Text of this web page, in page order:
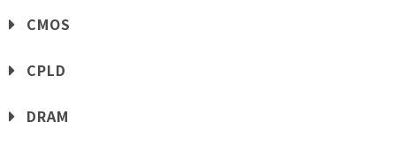
CMOS
CPLD
DRAM